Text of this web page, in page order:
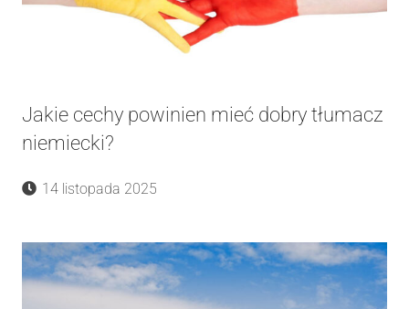
Jakie cechy powinien mieć dobry tłumacz
niemiecki?
14 listopada 2025